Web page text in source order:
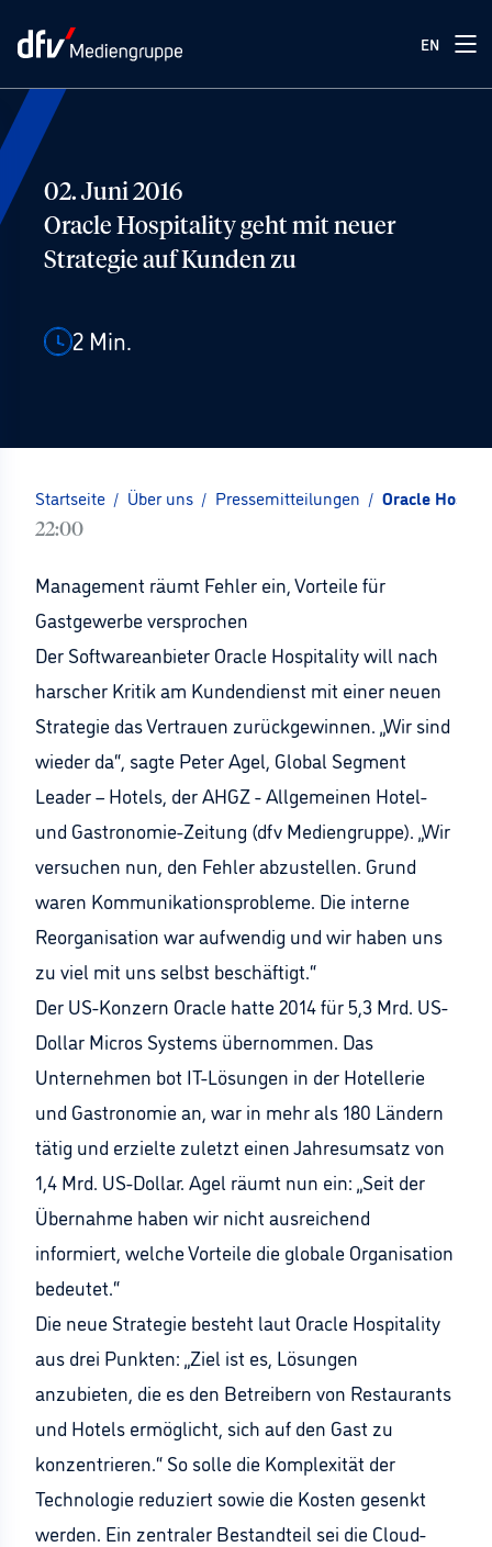
EN
02. Juni 2016
Oracle Hospitality geht mit neuer
Strategie auf Kunden zu
2 Min.
Startseite / Über uns / Pressemitteilungen / Oracle
22:00
Management räumt Fehler ein, Vorteile für
Gastgewerbe versprochen
Der Softwareanbieter Oracle Hospitality will nach
harscher Kritik am Kundendienst mit einer neuen
Strategie das Vertrauen zurückgewinnen. „Wir sind
wieder da“, sagte Peter Agel, Global Segment
Leader – Hotels, der AHGZ - Allgemeinen Hotel-
und Gastronomie-Zeitung (dfv Mediengruppe). „Wir
versuchen nun, den Fehler abzustellen. Grund
waren Kommunikationsprobleme. Die interne
Reorganisation war aufwendig und wir haben uns
zu viel mit uns selbst beschäftigt.“
Der US-Konzern Oracle hatte 2014 für 5,3 Mrd. US-
Dollar Micros Systems übernommen. Das
Unternehmen bot IT-Lösungen in der Hotellerie
und Gastronomie an, war in mehr als 180 Ländern
tätig und erzielte zuletzt einen Jahresumsatz von
1,4 Mrd. US-Dollar. Agel räumt nun ein: „Seit der
Übernahme haben wir nicht ausreichend
informiert, welche Vorteile die globale Organisation
bedeutet.“
Die neue Strategie besteht laut Oracle Hospitality
aus drei Punkten: „Ziel ist es, Lösungen
anzubieten, die es den Betreibern von Restaurants
und Hotels ermöglicht, sich auf den Gast zu
konzentrieren.“ So solle die Komplexität der
Technologie reduziert sowie die Kosten gesenkt
werden. Ein zentraler Bestandteil sei die Cloud-